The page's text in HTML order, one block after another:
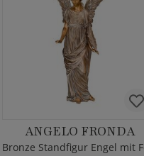
ANGELO FRONDA